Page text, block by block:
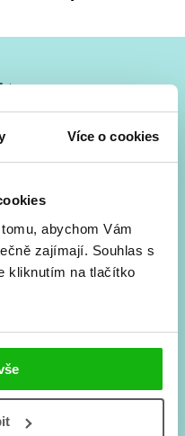
Více o cookies
abychom Vám
zajímají. Souhlas s
kliknutím na tlačítko
měsíc rovnou do mailu!
a další.
osobních údajů
Přečti si